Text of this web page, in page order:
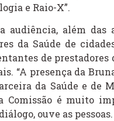
e Raio-X”.
audiência, além das
da Saúde de
de prestadores
“A presença da
da Saúde e de
Comissão é muito
ouve as